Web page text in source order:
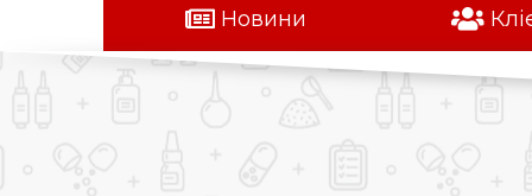
Новини